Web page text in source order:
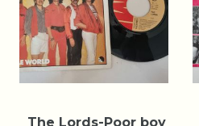
The Lords-Poor boy